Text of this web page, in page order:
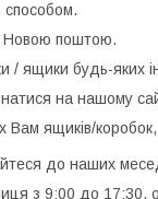
Новою поштою.
/ ящики будь-яких
на нашому
Вам ящиків/
до наших
з 9:00 до 17:30,